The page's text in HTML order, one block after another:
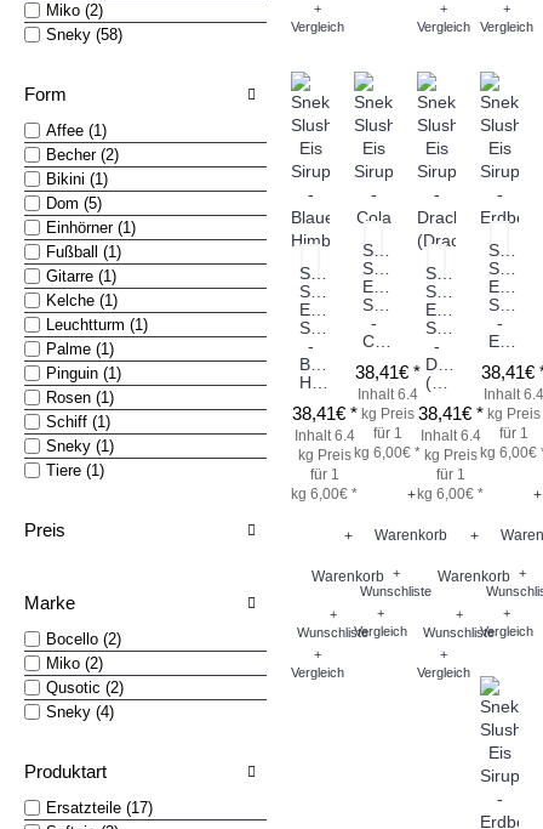
Miko (2)
Sneky (58)
Form
Affee (1)
Becher (2)
Bikini (1)
Dom (5)
Einhörner (1)
Fußball (1)
Gitarre (1)
Kelche (1)
Leuchtturm (1)
Palme (1)
Pinguin (1)
Rosen (1)
Schiff (1)
Sneky (1)
Tiere (1)
Preis
Marke
Bocello (2)
Miko (2)
Qusotic (2)
Sneky (4)
Produktart
Ersatzteile (17)
+
Vergleich
+
Vergleich
+
Vergleich
Sneky
Slush
Eis
Sirup
-
Blaue
38,41€ *
Inhalt 6.4
kg Preis
für 1
kg 6,00€ *
+
Warenkorb
+
Wunschliste
+
Vergleich
Sneky
Slush
Eis
Sirup
-
38,41€ *
Inhalt 6.4
kg Preis
für 1
kg 6,00€ *
+
Warenkorb
+
Wunschliste
+
Vergleich
Sneky
Slush
Eis
Sirup
-
Drachenblut
38,41€ *
Inhalt 6.4
kg Preis
für 1
kg 6,00€ *
+
Warenkorb
+
Wunschliste
+
Vergleich
Sneky
Slush
Eis
Sirup
-
38,41€
Inhalt 6.4
kg Preis
für 1
kg 6,00€
+
+
+
Vergleich